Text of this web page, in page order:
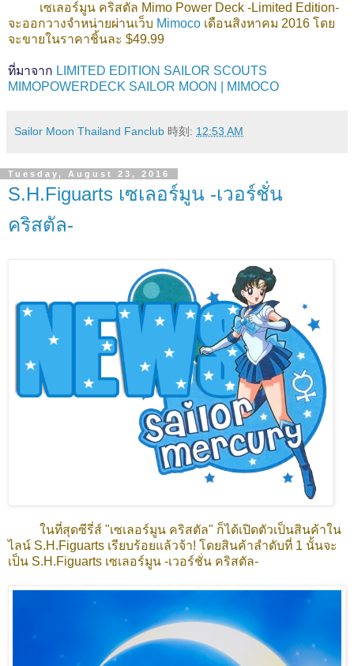
เซเลอร์มูน คริสตัล Mimo Power Deck -Limited Edition-
จะออกวางจำหน่ายผ่านเว็บ Mimoco เดือนสิงหาคม 2016 โดย
จะขายในราคาชิ้นละ $49.99
ที่มาจาก LIMITED EDITION SAILOR SCOUTS
MIMOPOWERDECK SAILOR MOON | MIMOCO
Sailor Moon Thailand Fanclub 時刻: 12:53 AM
Tuesday, August 23, 2016
S.H.Figuarts เซเลอร์มูน -เวอร์ชั่น
คริสตัล-
ในที่สุดซีรี่ส์ "เซเลอร์มูน คริสตัล" ก็ได้เปิดตัวเป็นสินค้าใน
ไลน์ S.H.Figuarts เรียบร้อยแล้วจ้า! โดยสินค้าลำดับที่ 1 นั้นจะ
เป็น S.H.Figuarts เซเลอร์มูน -เวอร์ชั่น คริสตัล-